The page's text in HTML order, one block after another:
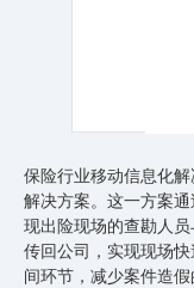
保险行业移动信息化
解决方案。这一方案
现出险现场的查勘人
传回公司，实现现场
间环节，减少案件造假